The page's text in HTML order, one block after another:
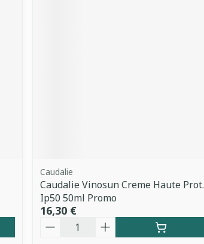
Caudalie
Caudalie Vinosun Creme Haute Prot.
Ip50 50ml Promo
16,30 €
Quantité